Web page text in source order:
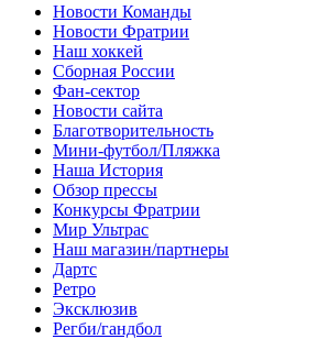
Новости Команды
Новости Фратрии
Наш хоккей
Сборная России
Фан-cектор
Новости сайта
Благотворительность
Мини-футбол/Пляжка
Наша История
Обзор прессы
Конкурсы Фратрии
Мир Ультрас
Наш магазин/партнеры
Дартс
Ретро
Эксклюзив
Регби/гандбол